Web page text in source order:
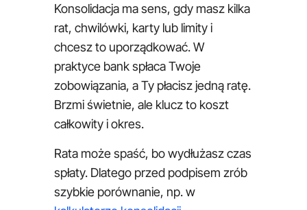
Konsolidacja ma sens, gdy masz kilka
rat, chwilówki, karty lub limity i
chcesz to uporządkować. W
praktyce bank spłaca Twoje
zobowiązania, a Ty płacisz jedną ratę.
Brzmi świetnie, ale klucz to koszt
całkowity i okres.
Rata może spaść, bo wydłużasz czas
spłaty. Dlatego przed podpisem zrób
szybkie porównanie, np. w